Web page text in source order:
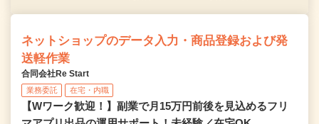
ネットショップのデータ入力・商品登録および発
送軽作業
合同会社Re Start
業務委託 在宅・内職
【Wワーク歓迎！】副業で月15万円前後を見込めるフリ